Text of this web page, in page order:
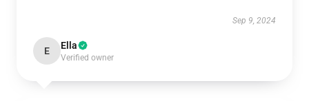
Sep 9, 2024
E Ella
Verified owner